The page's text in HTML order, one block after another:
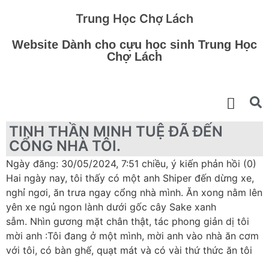
Trung Học Chợ Lách
Website Dành cho cựu học sinh Trung Học
Chợ Lách
TINH THẦN MINH TUỆ ĐÃ ĐẾN
CỔNG NHÀ TÔI.
Ngày đăng: 30/05/2024, 7:51 chiều, ý kiến phản hồi (0)
Hai ngày nay, tôi thấy có một anh Shiper đến dừng xe,
nghỉ ngơi, ăn trưa ngay cổng nhà mình. Ăn xong nằm lên
yên xe ngủ ngon lành dưới gốc cây Sake xanh
sẫm. Nhìn gương mặt chân thật, tác phong giản dị tôi
mời anh :Tôi đang ở một mình, mời anh vào nhà ăn cơm
với tôi, có bàn ghế, quạt mát và có vài thứ thức ăn tôi